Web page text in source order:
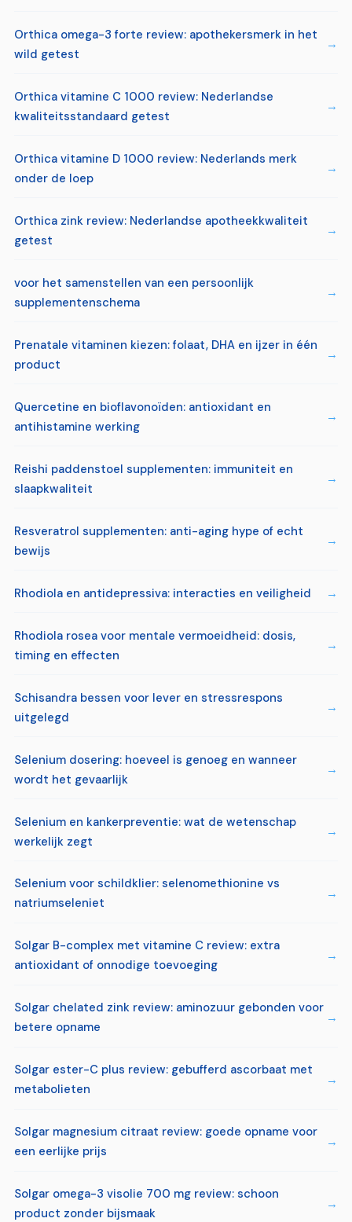
Orthica omega-3 forte review: apothekersmerk in het
wild getest
Orthica vitamine C 1000 review: Nederlandse
kwaliteitsstandaard getest
Orthica vitamine D 1000 review: Nederlands merk
onder de loep
Orthica zink review: Nederlandse apotheekkwaliteit
getest
voor het samenstellen van een persoonlijk
supplementenschema
Prenatale vitaminen kiezen: folaat, DHA en ijzer in één
product
Quercetine en bioflavonoïden: antioxidant en
antihistamine werking
Reishi paddenstoel supplementen: immuniteit en
slaapkwaliteit
Resveratrol supplementen: anti-aging hype of echt
bewijs
Rhodiola en antidepressiva: interacties en veiligheid
Rhodiola rosea voor mentale vermoeidheid: dosis,
timing en effecten
Schisandra bessen voor lever en stressrespons
uitgelegd
Selenium dosering: hoeveel is genoeg en wanneer
wordt het gevaarlijk
Selenium en kankerpreventie: wat de wetenschap
werkelijk zegt
Selenium voor schildklier: selenomethionine vs
natriumseleniet
Solgar B-complex met vitamine C review: extra
antioxidant of onnodige toevoeging
Solgar chelated zink review: aminozuur gebonden voor
betere opname
Solgar ester-C plus review: gebufferd ascorbaat met
metabolieten
Solgar magnesium citraat review: goede opname voor
een eerlijke prijs
Solgar omega-3 visolie 700 mg review: schoon
product zonder bijsmaak